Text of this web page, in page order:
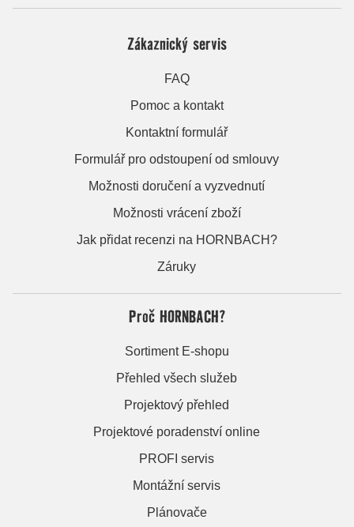
Zákaznický servis
FAQ
Pomoc a kontakt
Kontaktní formulář
Formulář pro odstoupení od smlouvy
Možnosti doručení a vyzvednutí
Možnosti vrácení zboží
Jak přidat recenzi na HORNBACH?
Záruky
Proč HORNBACH?
Sortiment E-shopu
Přehled všech služeb
Projektový přehled
Projektové poradenství online
PROFI servis
Montážní servis
Plánovače